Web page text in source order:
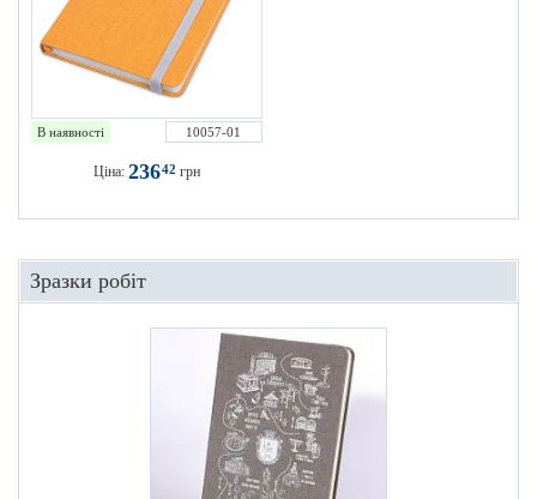
В наявності 10057-01
Ціна: 23642 грн
Зразки робіт